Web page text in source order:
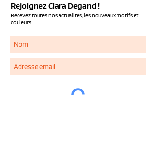
Rejoignez Clara Degand !
Recevez toutes nos actualités, les nouveaux motifs et
couleurs.